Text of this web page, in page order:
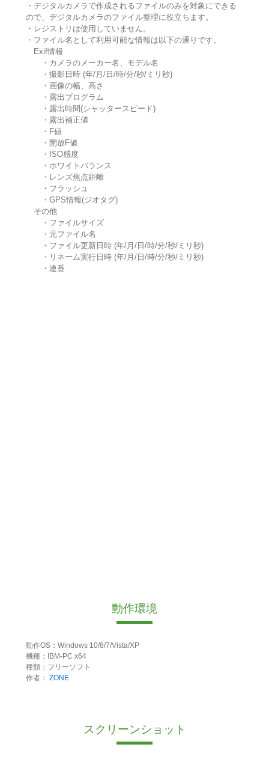
・デジタルカメラで作成されるファイルのみを対象にできる
ので、デジタルカメラのファイル整理に役立ちます。
・レジストリは使用していません。
・ファイル名として利用可能な情報は以下の通りです。
Exif情報
・カメラのメーカー名、モデル名
・撮影日時 (年/月/日/時/分/秒/ミリ秒)
・画像の幅、高さ
・露出プログラム
・露出時間(シャッタースピード)
・露出補正値
・F値
・開放F値
・ISO感度
・ホワイトバランス
・レンズ焦点距離
・フラッシュ
・GPS情報(ジオタグ)
その他
・ファイルサイズ
・元ファイル名
・ファイル更新日時 (年/月/日/時/分/秒/ミリ秒)
・リネーム実行日時 (年/月/日/時/分/秒/ミリ秒)
・連番
動作環境
動作OS：Windows 10/8/7/Vista/XP
機種：IBM-PC x64
種類：フリーソフト
作者： ZONE
スクリーンショット